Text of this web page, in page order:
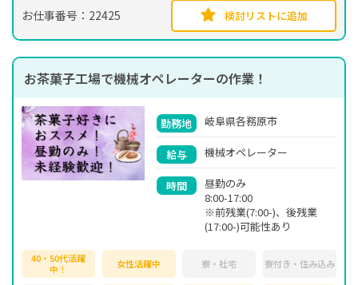
お仕事番号：22425 検討リストに追加
お茶菓子工場で機械オペレーターの作業！
勤務地 岐阜県各務原市
給与 機械オペレーター
時間
昼勤のみ
8:00-17:00
※前残業(7:00-)、後残業
(17:00-)可能性あり
40・50代活躍
中！
女性活躍中 寮・社宅 寮付き・住み込み